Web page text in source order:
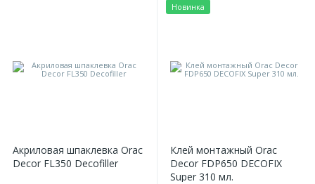
Акриловая шпаклевка Orac
Decor FL350 Decofiller
Новинка
Клей монтажный Orac
Decor FDP650 DECOFIX
Super 310 мл.